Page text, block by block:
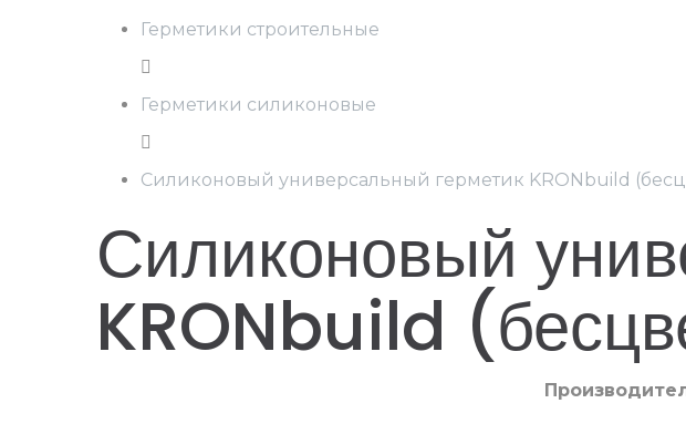
Герметики строительные
Герметики силиконовые
Силиконовый универсальный герметик KRONbuild
Силиконовый
KRONbuild